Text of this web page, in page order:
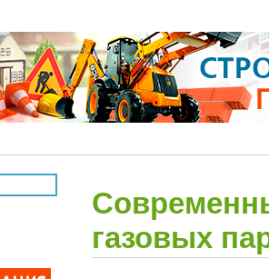
газовых